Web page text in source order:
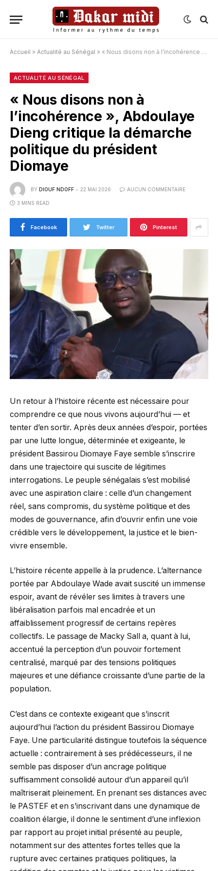
Accueil » Actualité au Sénégal » « Nous disons non à l’incohérence », Abdoulaye Dieng critique la démarche politique du président Diomaye
ACTUALITÉ AU SÉNÉGAL
« Nous disons non à
l’incohérence », Abdoulaye
Dieng critique la démarche
politique du président
Diomaye
BY DIOUF NDOFF 22 MAI 2026 AUCUN COMMENTAIRE
3 MINS READ
Facebook Twitter Pinterest
Un retour à l’histoire récente est nécessaire pour
comprendre ce que nous vivons aujourd’hui — et
tenter d’en sortir. Après deux années d’espoir, portées
par une lutte longue, déterminée et exigeante, le
président Bassirou Diomaye Faye semble s’inscrire
dans une trajectoire qui suscite de légitimes
interrogations. Le peuple sénégalais s’est mobilisé
avec une aspiration claire : celle d’un changement
réel, sans compromis, du système politique et des
modes de gouvernance, afin d’ouvrir enfin une voie
crédible vers le développement, la justice et le bien-
vivre ensemble.
L’histoire récente appelle à la prudence. L’alternance
portée par Abdoulaye Wade avait suscité un immense
espoir, avant de révéler ses limites à travers une
libéralisation parfois mal encadrée et un
affaiblissement progressif de certains repères
collectifs. Le passage de Macky Sall a, quant à lui,
accentué la perception d’un pouvoir fortement
centralisé, marqué par des tensions politiques
majeures et une défiance croissante d’une partie de la
population.
C’est dans ce contexte exigeant que s’inscrit
aujourd’hui l’action du président Bassirou Diomaye
Faye. Une particularité distingue toutefois la séquence
actuelle : contrairement à ses prédécesseurs, il ne
semble pas disposer d’un ancrage politique
suffisamment consolidé autour d’un appareil qu’il
maîtriserait pleinement. En prenant ses distances avec
le PASTEF et en s’inscrivant dans une dynamique de
coalition élargie, il donne le sentiment d’une inflexion
par rapport au projet initial présenté au peuple,
notamment sur des attentes fortes telles que la
rupture avec certaines pratiques politiques, la